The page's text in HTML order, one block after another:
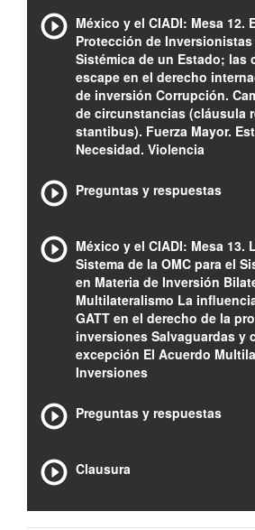
México y el CIADI: Mesa 12.
Protección de
Sistémica de un Estado; las
escape en el derecho
de inversión Corrupción.
de circunstancias (cláusula
stantibus). Fuerza Mayor.
Necesidad. Violencia
Preguntas y respuestas
México y el CIADI: Mesa 13.
Sistema de la OMC para el
en Materia de Inversión
Multilateralismo La
GATT en el derecho de la
inversiones Salvaguardas y
excepción El Acuerdo
Inversiones
Preguntas y respuestas
Clausura